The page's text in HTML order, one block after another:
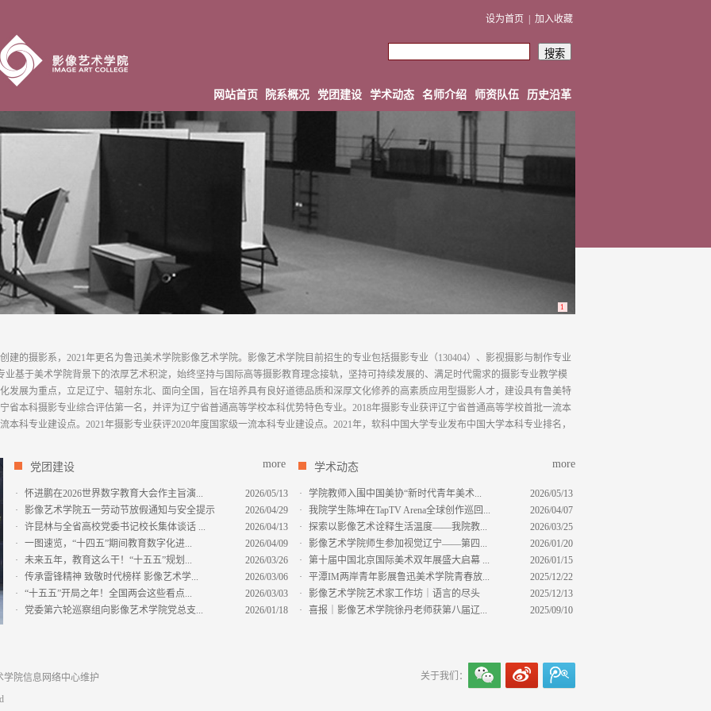
设为首页 加入收藏
网站首页 院系概况 党团建设 学术动态 名师介绍 师资队伍 历史沿革
1
建的摄影系，2021年更名为鲁迅美术学院影像艺术学院。影像艺术学院目前招生的专业包括摄影专业（130404）、影视摄影与制作专业
业基于美术学院背景下的浓厚艺术积淀，始终坚持与国际高等摄影教育理念接轨，坚持可持续发展的、满足时代需求的摄影专业教学模
发展为重点，立足辽宁、辐射东北、面向全国，旨在培养具有良好道德品质和深厚文化修养的高素质应用型摄影人才，建设具有鲁美特
省本科摄影专业综合评估第一名，并评为辽宁省普通高等学校本科优势特色专业。2018年摄影专业获评辽宁省普通高等学校首批一流本
本科专业建设点。2021年摄影专业获评2020年度国家级一流本科专业建设点。2021年，软科中国大学专业发布中国大学本科专业排名，
党团建设 more
· 怀进鹏在2026世界数字教育大会作主旨演...
2026/05/13
·
影像艺术学院五一劳动节放假通知与安全提示
2026/04/29
·
许昆林与全省高校党委书记校长集体谈话 ...
2026/04/13
·
一图速览，“十四五”期间教育数字化进...
2026/04/09
·
未来五年，教育这么干！“十五五”规划...
2026/03/26
·
传承雷锋精神 致敬时代榜样 影像艺术学...
2026/03/06
·
“十五五”开局之年！全国两会这些看点...
2026/03/03
·
党委第六轮巡察组向影像艺术学院党总支... 2026/01/18
学术动态 more
· 学院教师入围中国美协“新时代青年美术...
2026/05/13
·
我院学生陈坤在TapTV Arena全球创作巡回...
2026/04/07
·
探索以影像艺术诠释生活温度——我院教...
2026/03/25
·
影像艺术学院师生参加视觉辽宁——第四...
2026/01/20
·
第十届中国北京国际美术双年展盛大启幕 ...
2026/01/15
·
平潭IM两岸青年影展鲁迅美术学院青春放...
2025/12/22
·
影像艺术学院艺术家工作坊｜语言的尽头
2025/12/13
·
喜报｜影像艺术学院徐丹老师获第八届辽... 2025/09/10
院信息网络中心维护
关于我们：